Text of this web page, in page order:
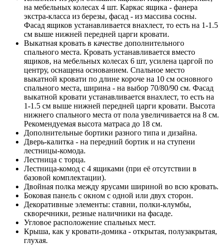
на мебельных колесах 4 шт. Каркас ящика - фанера
экстра-класса из березы, фасад - из массива сосны.
Фасад ящиков устанавливается внахлест, то есть на 1-1.5
см выше нижней передней царги кровати.
Выкатная кровать в качестве дополнительного
спального места. Кровать устанавливается вместо
ящиков, на мебельных колесах 6 шт, усилена царгой по
центру, оснащена основанием. Спальное место
выкатной кровати по длине короче на 10 см основного
спального места, ширина - на выбор 70/80/90 см. Фасад
выкатной кровати устанавливается внахлест, то есть на
1-1.5 см выше нижней передней царги кровати. Высота
нижнего спального места от пола увеличивается на 8 см.
Рекомендуемая высота матраса до 18 см.
Дополнительные бортики разного типа и дизайна.
Дверь-калитка - на передний бортик и на ступени
лестницы-комода.
Лестница с торца.
Лестница-комод с 4 ящиками (при её отсутствии в
базовой комплектации).
Двойная полка между ярусами шириной во всю кровать.
Боковая панель с окном с одной или двух сторон.
Декоративные элементы: ставни, полки-клумбы,
скворечники, резные наличники на фасаде.
Угловое расположение спальных мест.
Крыша, как у кровати-домика - открытая, полузакрытая,
глухая.